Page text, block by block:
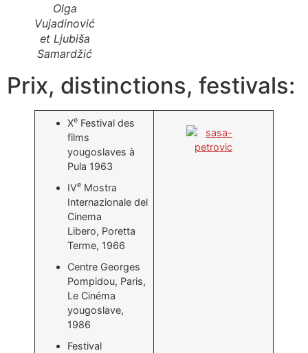
Olga
Vujadinović
et Ljubiša
Samardžić
Prix, distinctions, festivals:
Xe Festival des
films
yougoslaves à
Pula 1963
IVe Mostra
Internazionale del
Cinema
Libero, Poretta
Terme, 1966
Centre Georges
Pompidou, Paris,
Le Cinéma
yougoslave,
1986
Festival